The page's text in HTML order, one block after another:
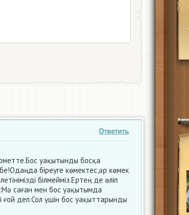
Ответить
уақытынды босқа
біреуге көмектес,әр көмек
білмейміз.Ертең де өліп
саған мен бос уақытымда
ғой деп.Сол үшін бос уақыттарынды